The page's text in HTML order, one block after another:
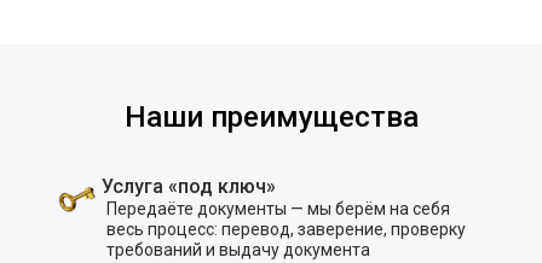
Наши преимущества
Услуга «под ключ»
Передаёте документы — мы берём на себя
весь процесс: перевод, заверение, проверку
требований и выдачу документа